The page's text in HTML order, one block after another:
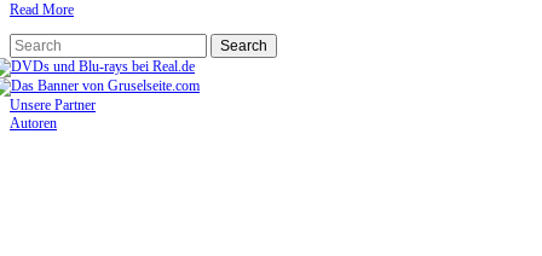
Read More
Unsere Partner
Autoren